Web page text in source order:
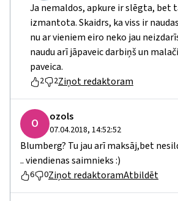
Ja nemaldos, apkure ir slēgta, bet
izmantota. Skaidrs, ka viss ir
nu ar vieniem eiro neko jau
naudu arī jāpaveic darbiņš un
paveica.
2 2Ziņot redaktoram
O ozols
07.04.2018, 14:52:52
Blumberg? Tu jau arī maksāj,bet
.. viendienas saimnieks :)
6 0Ziņot redaktoramAtbildēt